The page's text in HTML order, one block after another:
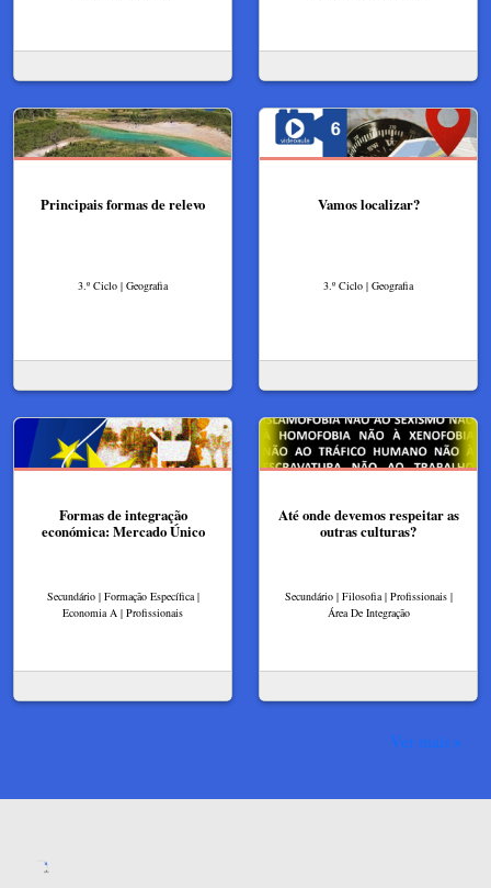
Principais formas de relevo
3.º Ciclo | Geografia
Vamos localizar?
3.º Ciclo | Geografia
Formas de integração
económica: Mercado Único
Secundário | Formação Específica |
Economia A | Profissionais
Até onde devemos respeitar as
outras culturas?
Secundário | Filosofia | Profissionais |
Área De Integração
Ver mais